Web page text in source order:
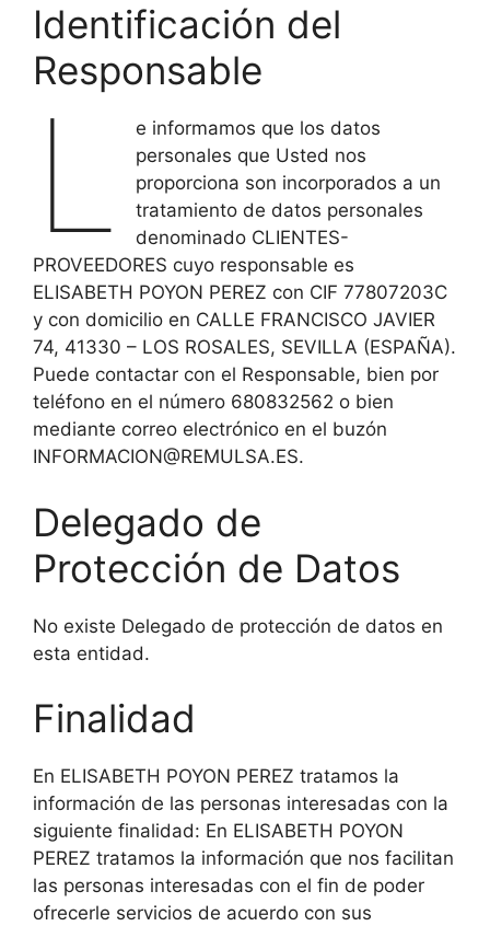
Identificación del
Responsable
L
e informamos que los datos
personales que Usted nos
proporciona son incorporados a un
tratamiento de datos personales
denominado CLIENTES-
PROVEEDORES cuyo responsable es
ELISABETH POYON PEREZ con CIF 77807203C
y con domicilio en CALLE FRANCISCO JAVIER
74, 41330 – LOS ROSALES, SEVILLA (ESPAÑA).
Puede contactar con el Responsable, bien por
teléfono en el número 680832562 o bien
mediante correo electrónico en el buzón
INFORMACION@REMULSA.ES.
Delegado de
Protección de Datos
No existe Delegado de protección de datos en
esta entidad.
Finalidad
En ELISABETH POYON PEREZ tratamos la
información de las personas interesadas con la
siguiente finalidad: En ELISABETH POYON
PEREZ tratamos la información que nos facilitan
las personas interesadas con el fin de poder
ofrecerle servicios de acuerdo con sus